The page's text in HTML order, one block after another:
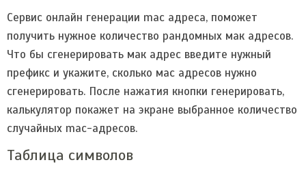
Сервис онлайн генерации mac адреса, поможет
получить нужное количество рандомных мак адресов.
Что бы сгенерировать мак адрес введите нужный
префикс и укажите, сколько мас адресов нужно
сгенерировать. После нажатия кнопки генерировать,
калькулятор покажет на экране выбранное количество
случайных mac-адресов.
Таблица символов